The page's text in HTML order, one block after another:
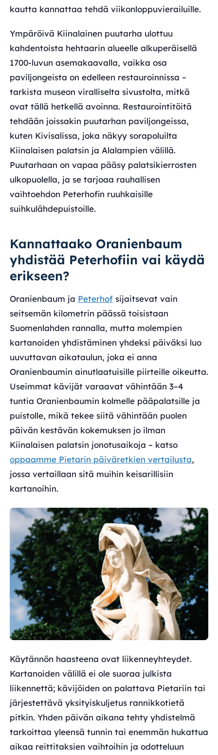
kautta kannattaa tehdä viikonloppuvierailuille.
Ympäröivä Kiinalainen puutarha ulottuu
kahdentoista hehtaarin alueelle alkuperäisellä
1700-luvun asemakaavalla, vaikka osa
paviljongeista on edelleen restauroinnissa –
tarkista museon viralliselta sivustolta, mitkä
ovat tällä hetkellä avoinna. Restaurointitöitä
tehdään joissakin puutarhan paviljongeissa,
kuten Kivisalissa, joka näkyy sorapoluilta
Kiinalaisen palatsin ja Alalampien välillä.
Puutarhaan on vapaa pääsy palatsikierrosten
ulkopuolella, ja se tarjoaa rauhallisen
vaihtoehdon Peterhofin ruuhkaisille
suihkulähdepuistoille.
Kannattaako Oranienbaum
yhdistää Peterhofiin vai käydä
erikseen?
Oranienbaum ja Peterhof sijaitsevat vain
seitsemän kilometrin päässä toisistaan
Suomenlahden rannalla, mutta molempien
kartanoiden yhdistäminen yhdeksi päiväksi luo
uuvuttavan aikataulun, joka ei anna
Oranienbaumin ainutlaatuisille piirteille oikeutta.
Useimmat kävijät varaavat vähintään 3–4
tuntia Oranienbaumin kolmelle pääpalatsille ja
puistolle, mikä tekee siitä vähintään puolen
päivän kestävän kokemuksen jo ilman
Kiinalaisen palatsin jonotusaikoja – katso
oppaamme Pietarin päiväretkien vertailusta,
jossa vertaillaan sitä muihin keisarillisiin
kartanoihin.
Käytännön haasteena ovat liikenneyhteydet.
Kartanoiden välillä ei ole suoraa julkista
liikennettä; kävijöiden on palattava Pietariin tai
järjestettävä yksityiskuljetus rannikkotietä
pitkin. Yhden päivän aikana tehty yhdistelmä
tarkoittaa yleensä tunnin tai enemmän hukattua
aikaa reittitaksien vaihtoihin ja odotteluun